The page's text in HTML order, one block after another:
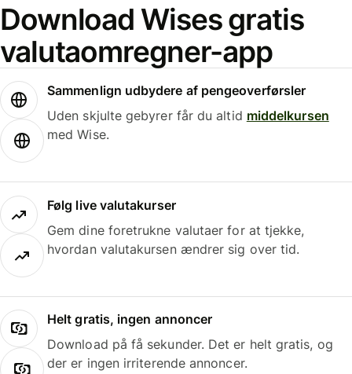
Download Wises gratis
valutaomregner-app
Sammenlign udbydere af pengeoverførsler
Uden skjulte gebyrer får du altid middelkursen
med Wise.
Følg live valutakurser
Gem dine foretrukne valutaer for at tjekke,
hvordan valutakursen ændrer sig over tid.
Helt gratis, ingen annoncer
Download på få sekunder. Det er helt gratis, og
der er ingen irriterende annoncer.